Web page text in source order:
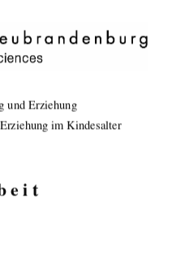
und Erziehung
im Kindesalter
e i t